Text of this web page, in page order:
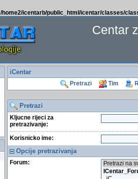
/home2/icentarb/public_html/icentar/classes/
Centar
iCentar
Pretrazi Tim
Pretrazi
Kljucne rijeci za
pretrazivanje:
Korisnicko ime:
Opcije pretrazivanja
Forum: